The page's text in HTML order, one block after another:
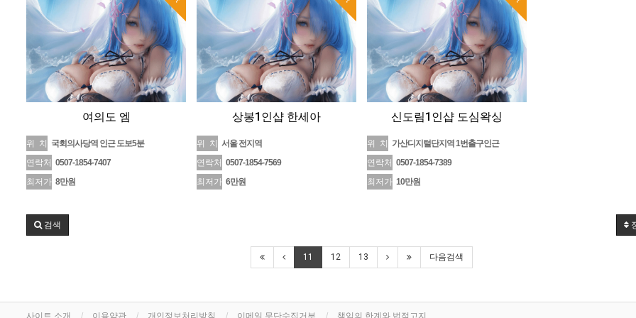
여의도 엠
위 치
국회의사당역 인근 도보5분
연락처 0507-1854-7407
최저가 8만원
상봉1인샵 한세아
위 치
서울 전지역
연락처 0507-1854-7569
최저가 6만원
신도림1인샵 도심왁싱
위 치
가산디지털단지역 1번출구인근
연락처 0507-1854-7389
최저가 10만원
검색
11 12 13 다음검색